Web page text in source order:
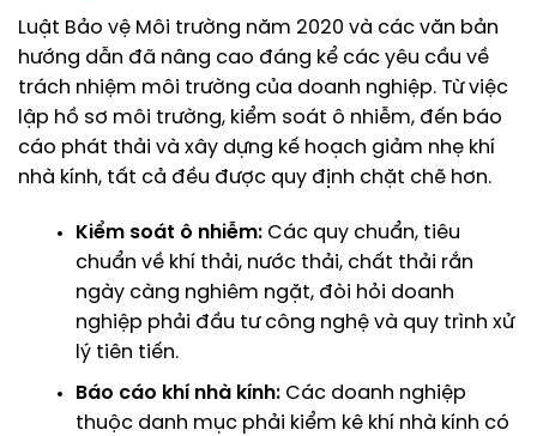
Luật Bảo vệ Môi trường năm 2020 và các văn bản
hướng dẫn đã nâng cao đáng kể các yêu cầu về
trách nhiệm môi trường của doanh nghiệp. Từ việc
lập hồ sơ môi trường, kiểm soát ô nhiễm, đến báo
cáo phát thải và xây dựng kế hoạch giảm nhẹ khí
nhà kính, tất cả đều được quy định chặt chẽ hơn.
Kiểm soát ô nhiễm: Các quy chuẩn, tiêu
chuẩn về khí thải, nước thải, chất thải rắn
ngày càng nghiêm ngặt, đòi hỏi doanh
nghiệp phải đầu tư công nghệ và quy trình xử
lý tiên tiến.
Báo cáo khí nhà kính: Các doanh nghiệp
thuộc danh mục phải kiểm kê khí nhà kính có